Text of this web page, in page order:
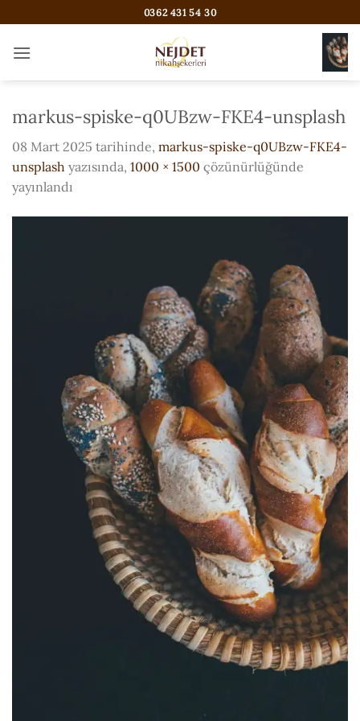
atla
0362 431 54 30
markus-spiske-q0UBzw-FKE4-unsplash
08 Mart 2025 tarihinde, markus-spiske-q0UBzw-FKE4-
unsplash yazısında, 1000 × 1500 çözünürlüğünde
yayınlandı